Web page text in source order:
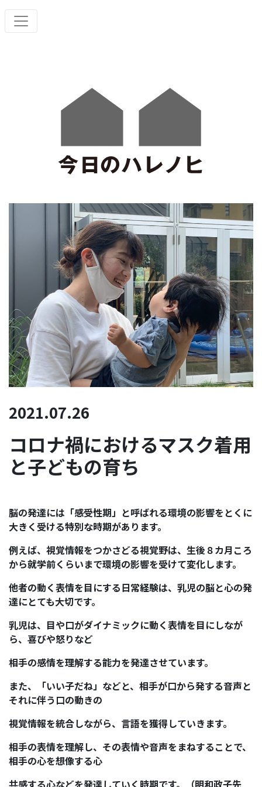
2021.07.26
コロナ禍におけるマスク着用
と子どもの育ち
脳の発達には「感受性期」と呼ばれる環境の影響をとくに
大きく受ける特別な時期があります。
例えば、視覚情報をつかさどる視覚野は、生後８カ月ころ
から就学前くらいまで環境の影響を受けて変化します。
他者の動く表情を目にする日常経験は、乳児の脳と心の発
達にとても大切です。
乳児は、目や口がダイナミックに動く表情を目にしなが
ら、喜びや怒りなど
相手の感情を理解する能力を発達させています。
また、「いい子だね」などと、相手が口から発する音声と
それに伴う口の動きの
視覚情報を統合しながら、言語を獲得していきます。
相手の表情を理解し、その表情や音声をまねすることで、
相手の心を想像する心
共感する心などを発達していく時期です。（明和政子先